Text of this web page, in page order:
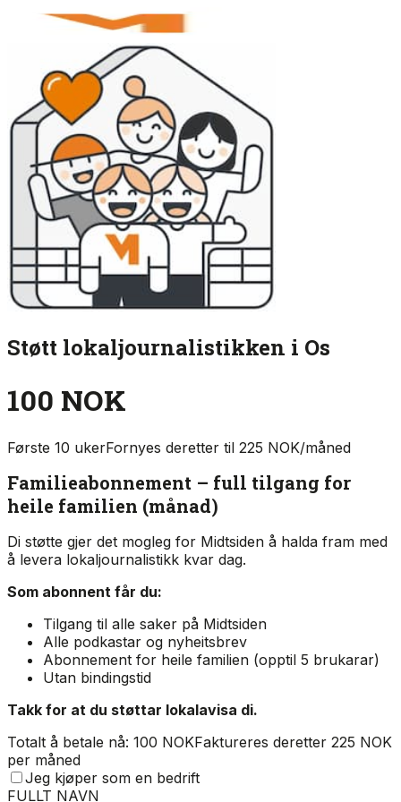
Støtt lokaljournalistikken i Os
100 NOK
Første 10 ukerFornyes deretter til 225 NOK/måned
Familieabonnement – full tilgang for
heile familien (månad)
Di støtte gjer det mogleg for Midtsiden å halda fram med
å levera lokaljournalistikk kvar dag.
Som abonnent får du:
Tilgang til alle saker på Midtsiden
Alle podkastar og nyheitsbrev
Abonnement for heile familien (opptil 5 brukarar)
Utan bindingstid
Takk for at du støttar lokalavisa di.
Totalt å betale nå: 100 NOKFaktureres deretter 225 NOK
per måned
Jeg kjøper som en bedrift
FULLT NAVN